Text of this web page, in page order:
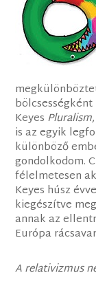
Keyes
is az egyik
különböző
gondolkodom.
félelmetesen
Keyes húsz
kiegészítve
annak az
Európa
A relativizmus